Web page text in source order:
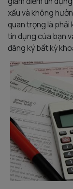
xấu và không
quan trọng là
tín dụng của bạn
đăng ký bất kỳ